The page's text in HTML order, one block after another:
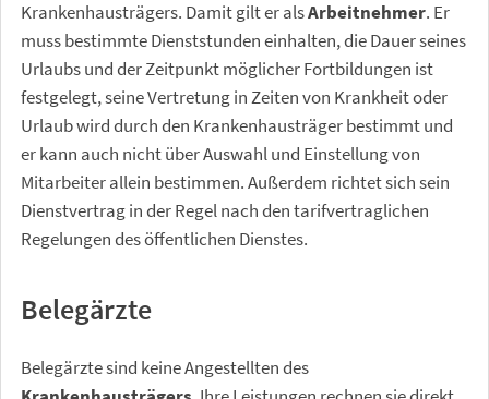
Krankenhausträgers. Damit gilt er alsArbeitnehmer. Er
muss bestimmte Dienststunden einhalten, die Dauer seines
Urlaubs und der Zeitpunkt möglicher Fortbildungen ist
festgelegt, seine Vertretung in Zeiten von Krankheit oder
Urlaub wird durch den Krankenhausträger bestimmt und
er kann auch nicht über Auswahl und Einstellung von
Mitarbeiter allein bestimmen. Außerdem richtet sich sein
Dienstvertrag in der Regel nach den tarifvertraglichen
Regelungen des öffentlichen Dienstes.
Belegärzte
Belegärzte sind keine Angestellten des